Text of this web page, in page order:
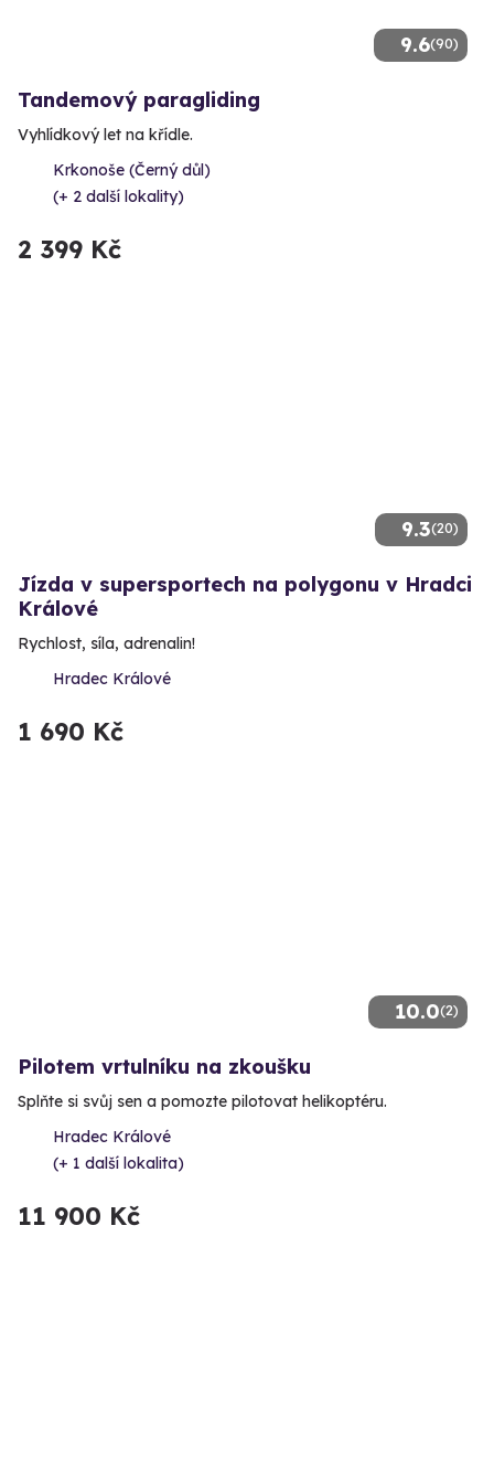
9.6(90)
Tandemový paragliding
Vyhlídkový let na křídle.
Krkonoše (Černý důl)
(+ 2 další lokality)
2 399 Kč
9.3(20)
Jízda v supersportech na polygonu v Hradci
Králové
Rychlost, síla, adrenalin!
Hradec Králové
1 690 Kč
10.0(2)
Pilotem vrtulníku na zkoušku
Splňte si svůj sen a pomozte pilotovat helikoptéru.
Hradec Králové
(+ 1 další lokalita)
11 900 Kč